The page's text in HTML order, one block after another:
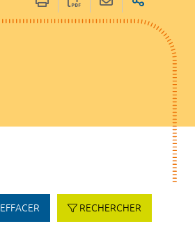
EFFACER RECHERCHER